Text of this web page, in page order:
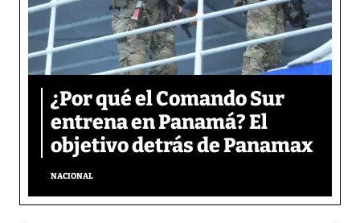
¿Por qué el Comando Sur
entrena en Panamá? El
objetivo detrás de Panamax
NACIONAL